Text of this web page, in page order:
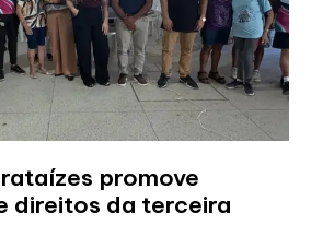
promove
direitos da terceira